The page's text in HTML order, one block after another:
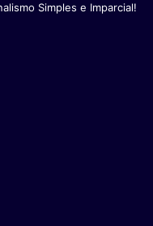
Simples e Imparcial!